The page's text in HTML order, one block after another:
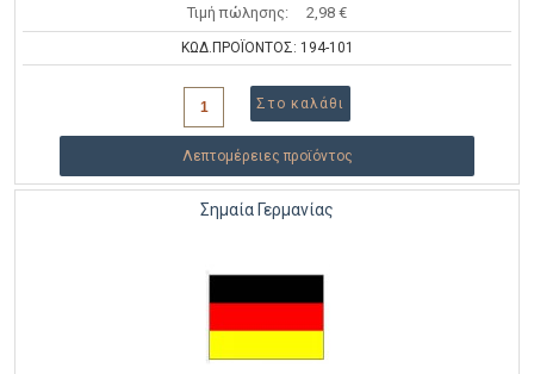
Τιμή πώλησης: 2,98 €
ΚΩΔ.ΠΡΟΪΟΝΤΟΣ: 194-101
Λεπτομέρειες προϊόντος
Σημαία Γερμανίας